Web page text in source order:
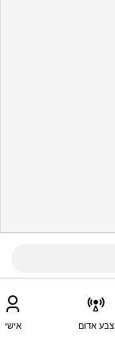
צבע אדום אישי